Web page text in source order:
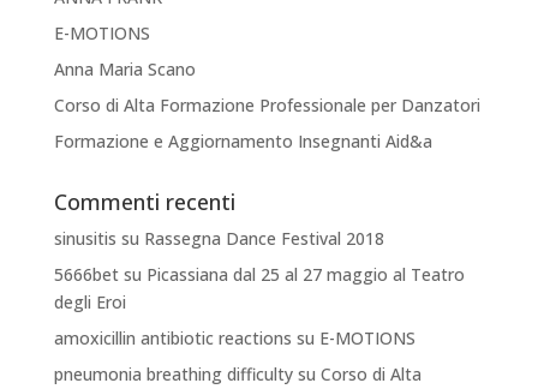
E-MOTIONS
Anna Maria Scano
Corso di Alta Formazione Professionale per Danzatori
Formazione e Aggiornamento Insegnanti Aid&a
Commenti recenti
sinusitis su Rassegna Dance Festival 2018
5666betsu Picassiana dal 25 al 27 maggio al Teatro
degli Eroi
amoxicillin antibiotic reactions su E-MOTIONS
pneumonia breathing difficultysu Corso di Alta